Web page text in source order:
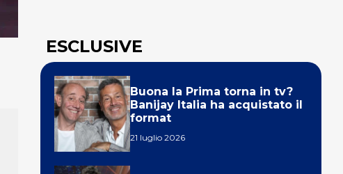
ESCLUSIVE
Buona la Prima torna in tv?
Banijay Italia ha acquistato il
format
21 luglio 2026